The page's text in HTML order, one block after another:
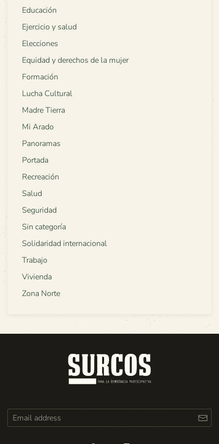
Educación
Ejercicio y salud
Elecciones
Equidad y derechos de la mujer
Formación
Lucha Cultural
Madre Tierra
Mi Arado
Panoramas
Portada
Recreación
Salud
Seguridad
Sin categoría
Solidaridad internacional
Trabajo
Vivienda
Zona Norte